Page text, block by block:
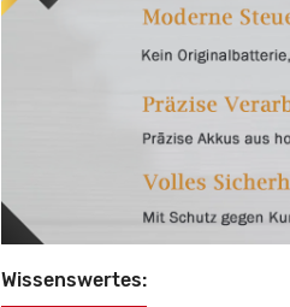
Wissenswertes: